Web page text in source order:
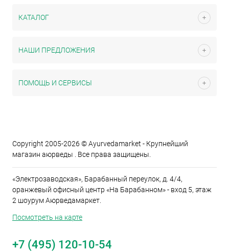
КАТАЛОГ
НАШИ ПРЕДЛОЖЕНИЯ
ПОМОЩЬ И СЕРВИСЫ
Copyright 2005-2026 © Ayurvedamarket - Крупнейший
магазин аюрведы . Все права защищены.
«Электрозаводская», Барабанный переулок, д. 4/4,
оранжевый офисный центр «На Барабанном» - вход 5, этаж
2 шоурум Аюрведамаркет.
Посмотреть на карте
+7 (495) 120-10-54